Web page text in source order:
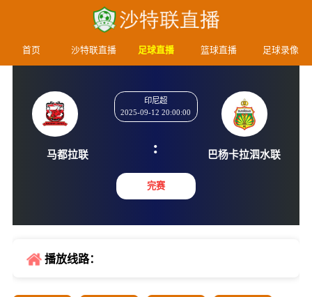
首页 沙特联直播 足球直播 篮球直播 足球录像
印尼超
2025-09-12 20:00:00
:
完赛
播放线路：